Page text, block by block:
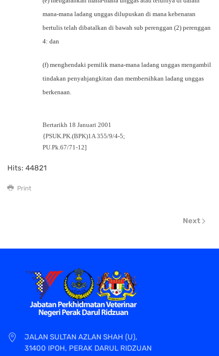
mana-mana ladang unggas dilupuskan di mana kebenaran
bertulis telah dibatalkan di bawah sub perenggan (2) perenggan
4: dan
(f) menghendaki pemilik mana-mana ladang unggas mengambil
tindakan penyahjangkitan dan membersihkan ladang unggas
berkenaan.
Bertarikh 18 Januari 2001
{PSUK.PK.(BPK)1A 355/9/4-5;
PU.Pk.67/71-12]
Hits: 44821
Print
Next
JALAN SULTAN AZLAN SHAH (U),
31400 IPOH, PERAK DARUL RIDZUAN